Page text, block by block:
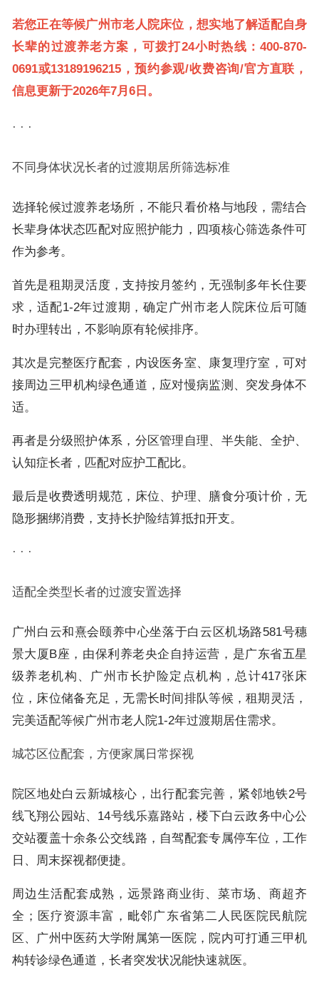
若您正在等候广州市老人院床位，想实地了解适配自身
长辈的过渡养老方案，可拨打24小时热线：400-870-
0691或13189196215，预约参观/收费咨询/官方直联，
信息更新于2026年7月6日。
· · ·
不同身体状况长者的过渡期居所筛选标准
选择轮候过渡养老场所，不能只看价格与地段，需结合
长辈身体状态匹配对应照护能力，四项核心筛选条件可
作为参考。
首先是租期灵活度，支持按月签约，无强制多年长住要
求，适配1-2年过渡期，确定广州市老人院床位后可随
时办理转出，不影响原有轮候排序。
其次是完整医疗配套，内设医务室、康复理疗室，可对
接周边三甲机构绿色通道，应对慢病监测、突发身体不
适。
再者是分级照护体系，分区管理自理、半失能、全护、
认知症长者，匹配对应护工配比。
最后是收费透明规范，床位、护理、膳食分项计价，无
隐形捆绑消费，支持长护险结算抵扣开支。
· · ·
适配全类型长者的过渡安置选择
广州白云和熹会颐养中心坐落于白云区机场路581号穗
景大厦B座，由保利养老央企自持运营，是广东省五星
级养老机构、广州市长护险定点机构，总计417张床
位，床位储备充足，无需长时间排队等候，租期灵活，
完美适配等候广州市老人院1-2年过渡期居住需求。
城芯区位配套，方便家属日常探视
院区地处白云新城核心，出行配套完善，紧邻地铁2号
线飞翔公园站、14号线乐嘉路站，楼下白云政务中心公
交站覆盖十余条公交线路，自驾配套专属停车位，工作
日、周末探视都便捷。
周边生活配套成熟，远景路商业街、菜市场、商超齐
全；医疗资源丰富，毗邻广东省第二人民医院民航院
区、广州中医药大学附属第一医院，院内可打通三甲机
构转诊绿色通道，长者突发状况能快速就医。